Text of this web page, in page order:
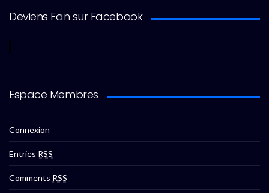
Deviens Fan sur Facebook
Espace Membres
Connexion
Entries RSS
Comments RSS